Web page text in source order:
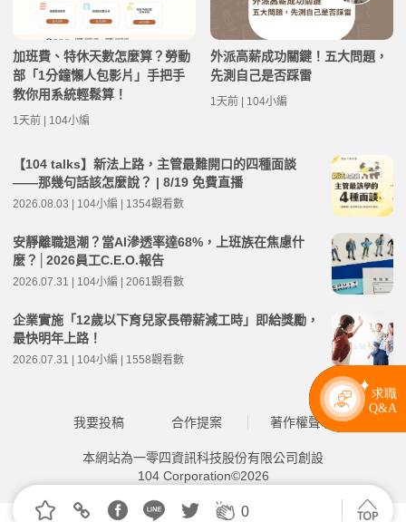
0
加班費、特休天數怎麼算？勞動
部「1分鐘懶人包影片」手把手
教你用系統輕鬆算！
1天前 | 104小編
外派高薪成功關鍵！五大問題，
先測自己是否踩雷
1天前 | 104小編
【104 talks】新法上路，主管最難開口的四種面談
——那幾句話該怎麼說？ | 8/19 免費直播
2026.08.03 | 104小編 | 1354觀看數
安靜離職退潮？當AI滲透率達68%，上班族在焦慮什
麼？│2026員工C.E.O.報告
2026.07.31 | 104小編 | 2061觀看數
企業實施「12歲以下育兒家長帶薪減工時」即給獎勵，
最快明年上路！
2026.07.31 | 104小編 | 1558觀看數
我要投稿 合作提案 著作權聲明
本網站為一零四資訊科技股份有限公司創設
104 Corporation©2026